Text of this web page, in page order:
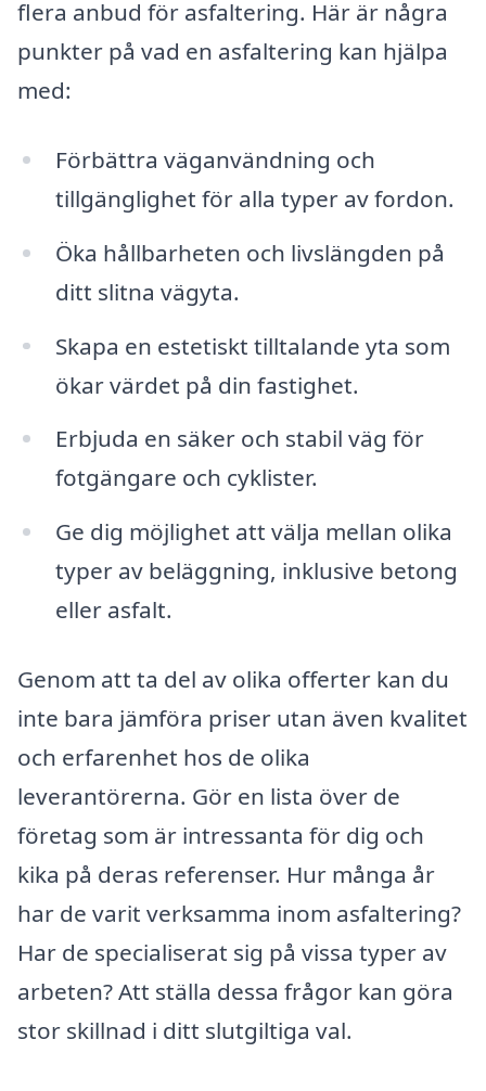
flera anbud för asfaltering. Här är några
punkter på vad en asfaltering kan hjälpa
med:
Förbättra väganvändning och
tillgänglighet för alla typer av fordon.
Öka hållbarheten och livslängden på
ditt slitna vägyta.
Skapa en estetiskt tilltalande yta som
ökar värdet på din fastighet.
Erbjuda en säker och stabil väg för
fotgängare och cyklister.
Ge dig möjlighet att välja mellan olika
typer av beläggning, inklusive betong
eller asfalt.
Genom att ta del av olika offerter kan du
inte bara jämföra priser utan även kvalitet
och erfarenhet hos de olika
leverantörerna. Gör en lista över de
företag som är intressanta för dig och
kika på deras referenser. Hur många år
har de varit verksamma inom asfaltering?
Har de specialiserat sig på vissa typer av
arbeten? Att ställa dessa frågor kan göra
stor skillnad i ditt slutgiltiga val.